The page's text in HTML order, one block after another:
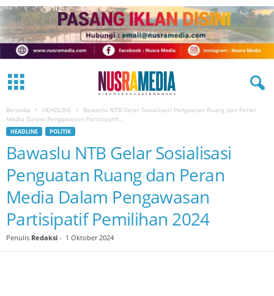
Beranda HEADLINE
Bawaslu NTB Gelar Sosialisasi Penguatan Ruang dan Peran
Media Dalam Pengawasan Partisipatif...
HEADLINE POLITIK
Bawaslu NTB Gelar Sosialisasi
Penguatan Ruang dan Peran
Media Dalam Pengawasan
Partisipatif Pemilihan 2024
Penulis Redaksi - 1 Oktober 2024